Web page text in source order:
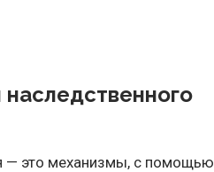
— это механизмы, с помощью